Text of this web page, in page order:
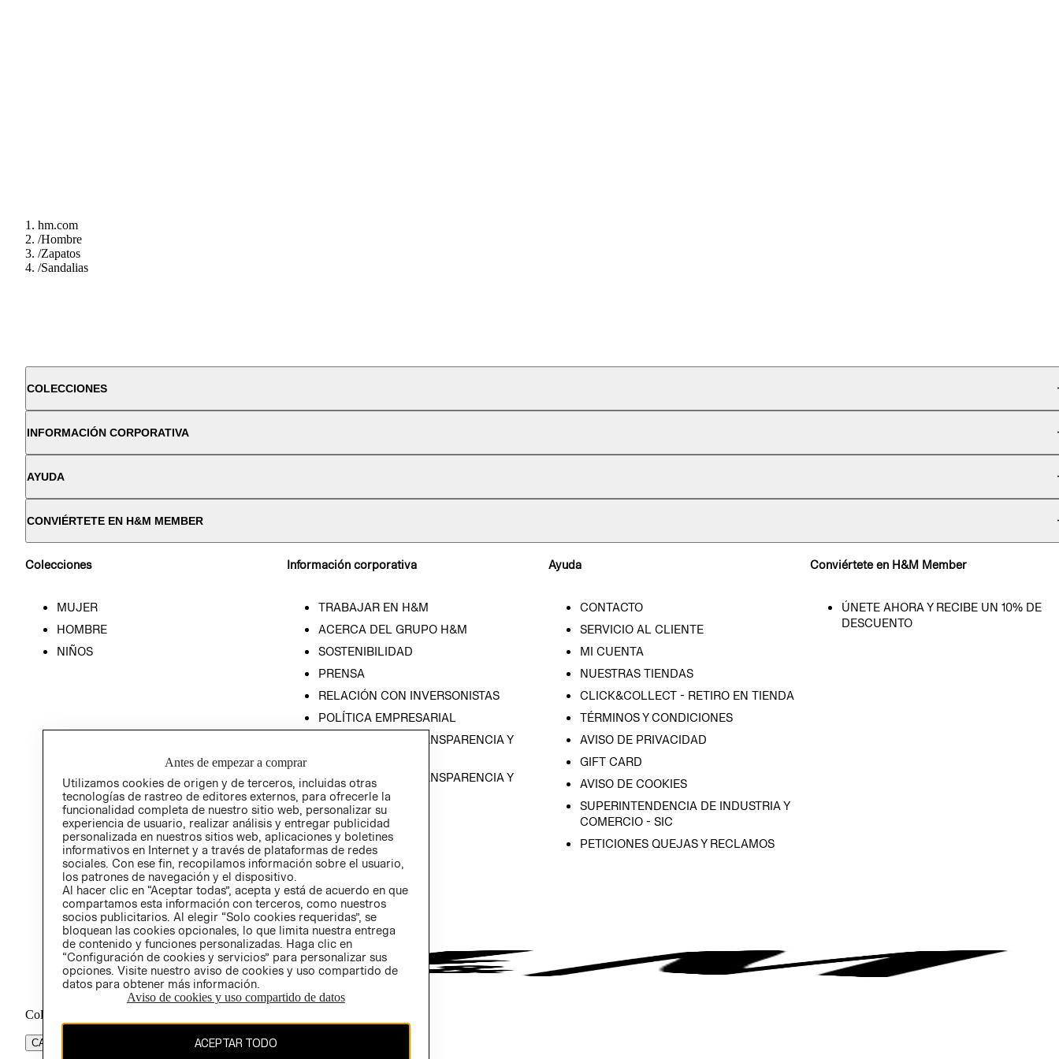
hm.com
/Hombre
/Zapatos
/Sandalias
COLECCIONES
INFORMACIÓN CORPORATIVA
AYUDA
CONVIÉRTETE EN H&M MEMBER
Colecciones
MUJER
HOMBRE
NIÑOS
Información corporativa
TRABAJAR EN H&M
ACERCA DEL GRUPO H&M
SOSTENIBILIDAD
PRENSA
RELACIÓN CON INVERSONISTAS
POLÍTICA EMPRESARIAL
PROGRAMA DE TRANSPARENCIA Y
PROGRAMA DE TRANSPARENCIA Y
ÉTICA (INGLÉS)
Ayuda
CONTACTO
SERVICIO AL CLIENTE
MI CUENTA
NUESTRAS TIENDAS
CLICK&COLLECT - RETIRO EN TIENDA
TÉRMINOS Y CONDICIONES
AVISO DE PRIVACIDAD
GIFT CARD
AVISO DE COOKIES
SUPERINTENDENCIA DE INDUSTRIA Y
COMERCIO - SIC
PETICIONES QUEJAS Y RECLAMOS
Conviértete en H&M Member
ÚNETE AHORA Y RECIBE UN 10% DE
DESCUENTO
Colombia ($)
CAMBIAR REGIÓN
Antes de empezar a comprar
Utilizamos cookies de origen y de terceros, incluidas otras
tecnologías de rastreo de editores externos, para ofrecerle la
funcionalidad completa de nuestro sitio web, personalizar su
experiencia de usuario, realizar análisis y entregar publicidad
personalizada en nuestros sitios web, aplicaciones y boletines
informativos en Internet y a través de plataformas de redes
sociales. Con ese fin, recopilamos información sobre el usuario,
los patrones de navegación y el dispositivo.
Al hacer clic en “Aceptar todas”, acepta y está de acuerdo en que
compartamos esta información con terceros, como nuestros
socios publicitarios. Al elegir “Solo cookies requeridas”, se
bloquean las cookies opcionales, lo que limita nuestra entrega
de contenido y funciones personalizadas. Haga clic en
“Configuración de cookies y servicios” para personalizar sus
opciones. Visite nuestro aviso de cookies y uso compartido de
datos para obtener más información.
Aviso de cookies y uso compartido de datos
ACEPTAR TODO